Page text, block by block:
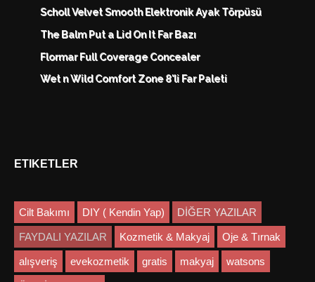
Scholl Velvet Smooth Elektronik Ayak Törpüsü
The Balm Put a Lid On It Far Bazı
Flormar Full Coverage Concealer
Wet n Wild Comfort Zone 8'li Far Paleti
ETIKETLER
Cilt Bakımı DIY ( Kendin Yap) DİĞER YAZILAR
FAYDALI YAZILAR Kozmetik & Makyaj Oje & Tırnak
alışveriş evekozmetik gratis makyaj watsons